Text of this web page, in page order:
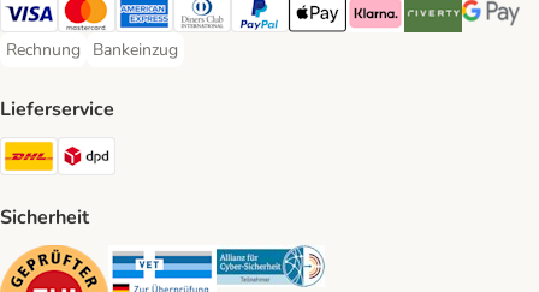
Visa Payment Method
Mastercard Payment Method
American Express Payment Method
Diners Club Payment Method
PayPal Payment Method
Apple Pay Payment Method
Klarna Payment Method
Riverty Payment
Google
Rechnung
Rechnung Payment Method
Bankeinzug
Bankeinzug Payment Method
Lieferservice
DHL Shipping Method
Sicherheit
Security Security Security